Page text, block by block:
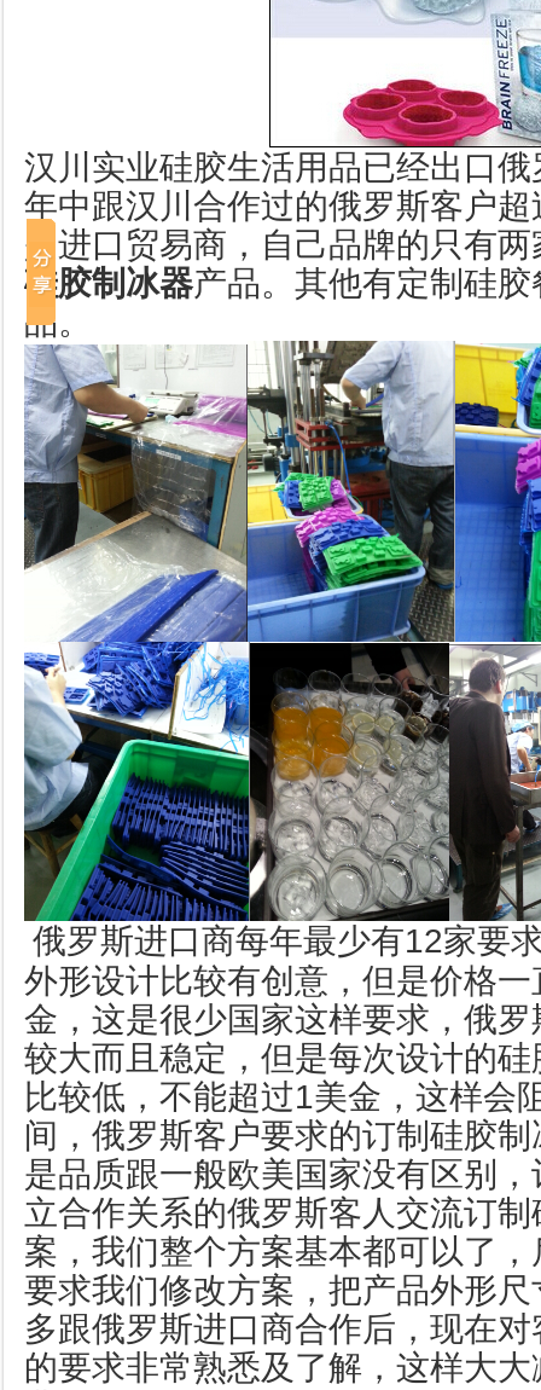
汉川实业硅胶生活用品已经出口
年中跟汉川合作过的俄罗斯客户
是进口贸易商，自己品牌的只有
硅胶制冰器产品。其他有定制硅
品。
俄罗斯进口商每年最少有12家要
外形设计比较有创意，但是价格
金，这是很少国家这样要求，俄
较大而且稳定，但是每次设计的
比较低，不能超过1美金，这样会
间，俄罗斯客户要求的订制硅胶
是品质跟一般欧美国家没有区别
立合作关系的俄罗斯客人交流订
案，我们整个方案基本都可以了
要求我们修改方案，把产品外形
多跟俄罗斯进口商合作后，现在对
的要求非常熟悉及了解，这样大